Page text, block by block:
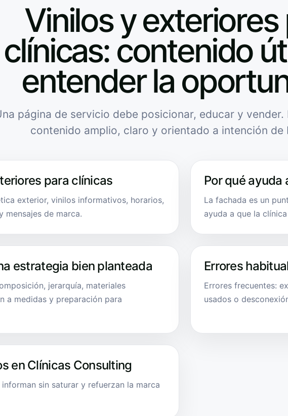
Vinilos y exteriores
clínicas: contenido
entender la
página de servicio debe posicionar, educar y vender.
contenido amplio, claro y orientado a intención de
para clínicas
exterior, vinilos informativos, horarios,
mensajes de marca.
Por qué
La fachada es un
ayuda a que la
estrategia bien planteada
jerarquía, materiales
a medidas y preparación para
Errores
Errores frecuentes:
usados o
en Clínicas Consulting
sin saturar y refuerzan la marca